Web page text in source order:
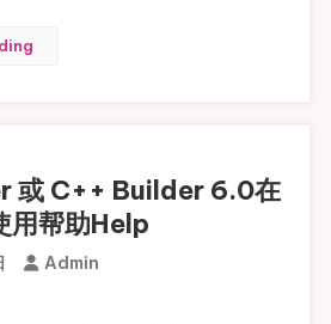
或 C++ Builder 6.0在
用帮助Help
Admin